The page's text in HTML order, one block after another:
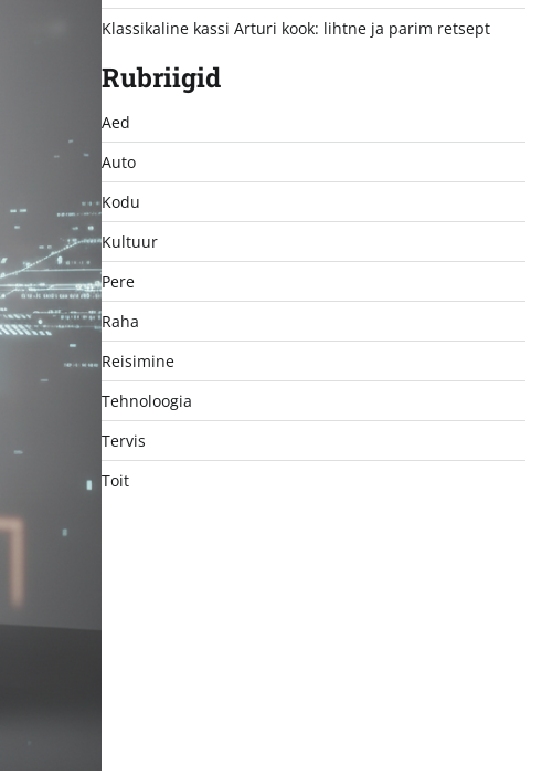
Klassikaline kassi Arturi kook: lihtne ja parim retsept
Rubriigid
Aed
Auto
Kodu
Kultuur
Pere
Raha
Reisimine
Tehnoloogia
Tervis
Toit